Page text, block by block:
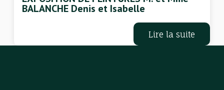
BALANCHE Denis et Isabelle
Lire la suite